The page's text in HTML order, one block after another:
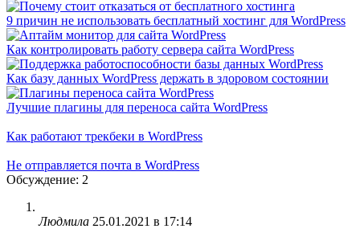
9 причин не использовать бесплатный хостинг для WordPress
Как контролировать работу сервера сайта WordPress
Как базу данных WordPress держать в здоровом состоянии
Лучшие плагины для переноса сайта WordPress
Как работают трекбеки в WordPress
Не отправляется почта в WordPress
Обсуждение: 2
Людмила 25.01.2021 в 17:14